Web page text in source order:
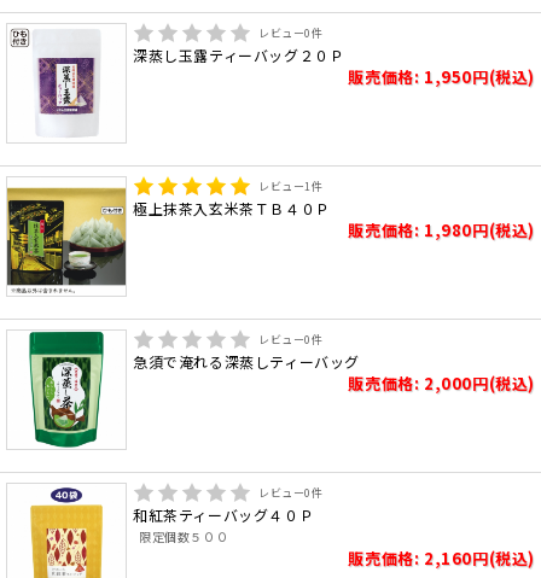
レビュー0件
深蒸し玉露ティーバッグ２０Ｐ
販売価格: 1,950円(税込)
レビュー1件
極上抹茶入玄米茶ＴＢ４０Ｐ
販売価格: 1,980円(税込)
レビュー0件
急須で淹れる深蒸しティーバッグ
販売価格: 2,000円(税込)
レビュー0件
和紅茶ティーバッグ４０Ｐ
限定個数５００
販売価格: 2,160円(税込)